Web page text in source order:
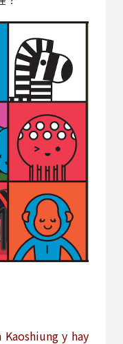
Kaoshiung y hay